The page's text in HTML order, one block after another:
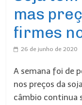
mas
firmes
26 de junho de 2020
A semana foi de
nos preços da
câmbio continua